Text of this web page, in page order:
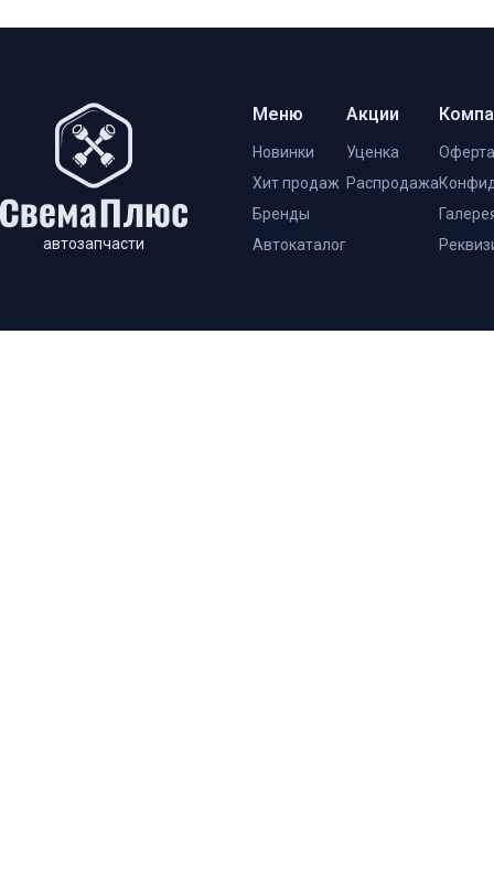
автозапчасти
Меню
Новинки
Хит продаж
Бренды
Автокаталог
Акции
Уценка
Распродажа
Оферта